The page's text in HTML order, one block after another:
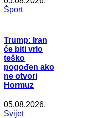
Šport
Trump: Iran
će biti vrlo
teško
pogođen ako
ne otvori
Hormuz
05.08.2026.
Svijet